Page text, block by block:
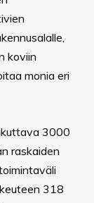
koviin
monia eri
3000
raskaiden
318